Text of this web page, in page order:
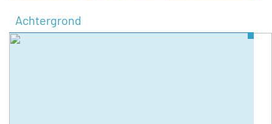
Achtergrond